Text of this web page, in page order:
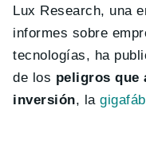
Lux Research, una
informes sobre
tecnologías, ha
de los peligros que
inversión, la